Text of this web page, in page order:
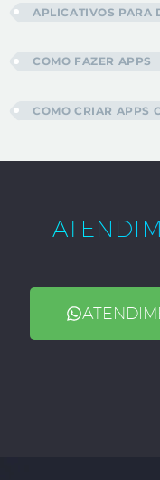
APLICATIVOS PARA
COMO FAZER APPS
COMO CRIAR APPS